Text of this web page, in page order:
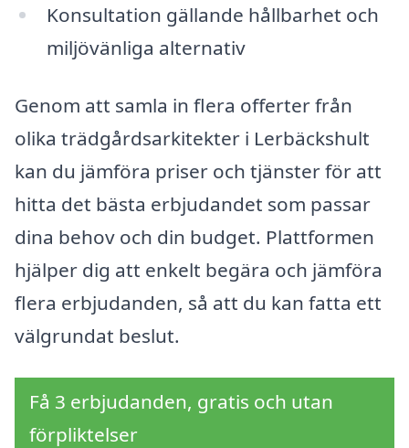
Konsultation gällande hållbarhet och
miljövänliga alternativ
Genom att samla in flera offerter från
olika trädgårdsarkitekter i Lerbäckshult
kan du jämföra priser och tjänster för att
hitta det bästa erbjudandet som passar
dina behov och din budget. Plattformen
hjälper dig att enkelt begära och jämföra
flera erbjudanden, så att du kan fatta ett
välgrundat beslut.
Få 3 erbjudanden, gratis och utan
förpliktelser